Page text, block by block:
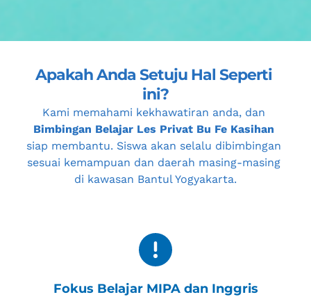
Apakah Anda Setuju Hal Seperti
ini?
Bimbingan Belajar Les Privat Bu Fe Kasihan
siap membantu. Siswa akan selalu dibimbingan
sesuai kemampuan dan daerah masing-masing
di kawasan Bantul Yogyakarta.
Fokus Belajar MIPA dan Inggris